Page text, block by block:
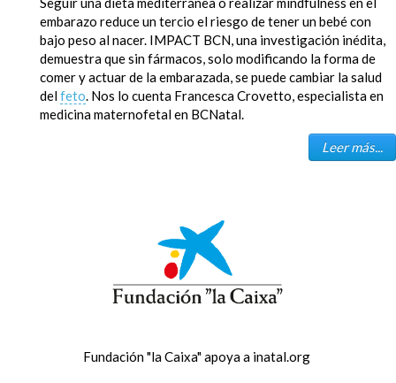
embarazo reduce un tercio el riesgo de tener un bebé con
bajo peso al nacer. IMPACT BCN, una investigación inédita,
demuestra que sin fármacos, solo modificando la forma de
comer y actuar de la embarazada, se puede cambiar la salud
delfeto. Nos lo cuenta Francesca Crovetto, especialista en
medicina maternofetal en BCNatal.
Leer más...
Fundación "la Caixa" apoya a inatal.org